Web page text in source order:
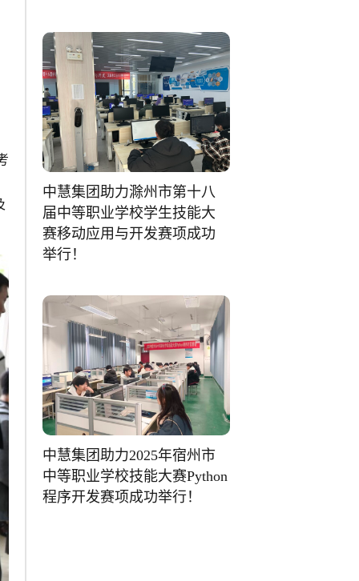
中慧集团助力滁州市第十八
届中等职业学校学生技能大
赛移动应用与开发赛项成功
举行！
中慧集团助力2025年宿州市
中等职业学校技能大赛Python
程序开发赛项成功举行！